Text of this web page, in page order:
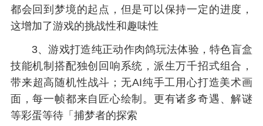
都会回到梦境的起点，但是可以保持一定的进度，
这增加了游戏的挑战性和趣味性
3、游戏打造纯正动作肉鸽玩法体验，特色盲盒
技能机制搭配独创回响系统，派生万千招式组合，
带来超高随机性战斗；无AI纯手工用心打造美术画
面，每一帧都来自匠心绘制。更有诸多奇遇、解谜
等彩蛋等待「捕梦者的探索